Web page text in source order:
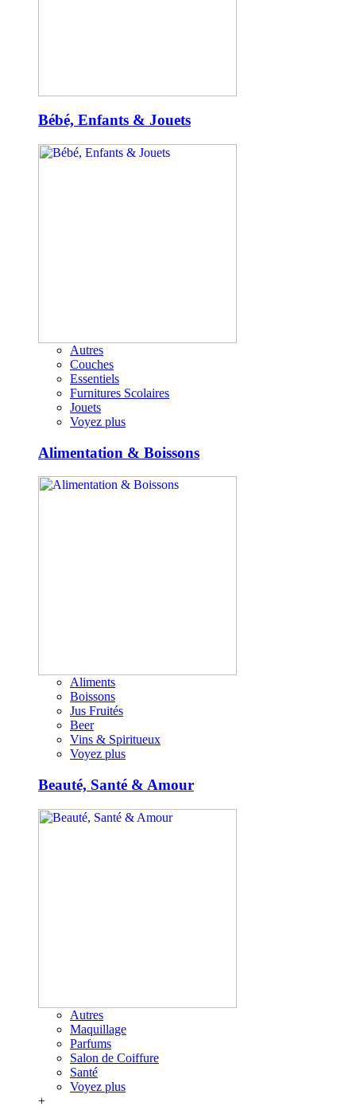
Bébé, Enfants & Jouets
Autres
Couches
Essentiels
Furnitures Scolaires
Jouets
Voyez plus
Alimentation & Boissons
Aliments
Boissons
Jus Fruités
Beer
Vins & Spiritueux
Voyez plus
Beauté, Santé & Amour
Autres
Maquillage
Parfums
Salon de Coiffure
Santé
Voyez plus
+